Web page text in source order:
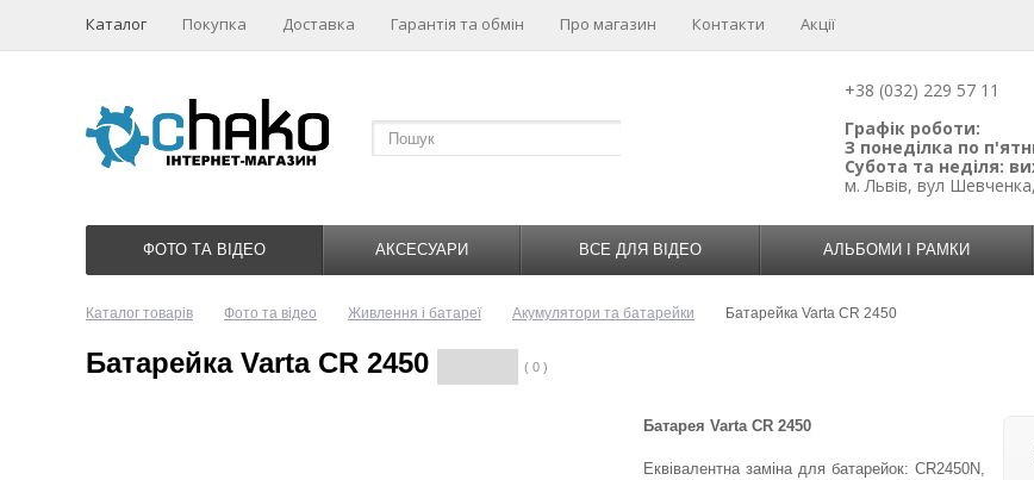
Каталог Покупка Доставка Гарантія та обмін Про магазин Контакти Акції
+38 (032) 229 57 11
Графік роботи:
З понеділка по
Субота та неділя:
м. Львів, вул
ФОТО ТА ВІДЕО АКСЕСУАРИ ВСЕ ДЛЯ ВІДЕО АЛЬБОМИ І РАМКИ
Каталог товарів Фото та відео Живлення і батареї Акумулятори та батарейки Батарейка Varta CR 2450
Батарейка Varta CR 2450 ( 0 )
Батарея Varta CR 2450
Еквівалентна заміна для батарейок: CR2450N,